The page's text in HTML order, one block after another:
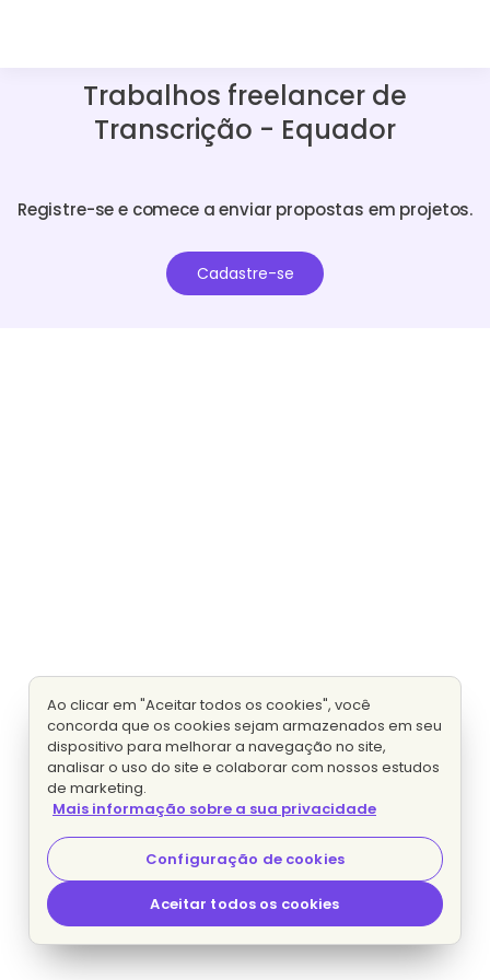
Trabalhos freelancer de
Transcrição - Equador
Registre-se e comece a enviar propostas em projetos.
Cadastre-se
Ao clicar em "Aceitar todos os cookies", você
concorda que os cookies sejam armazenados em seu
dispositivo para melhorar a navegação no site,
analisar o uso do site e colaborar com nossos estudos
de marketing.
Mais informação sobre a sua privacidade
Configuração de cookies
Aceitar todos os cookies